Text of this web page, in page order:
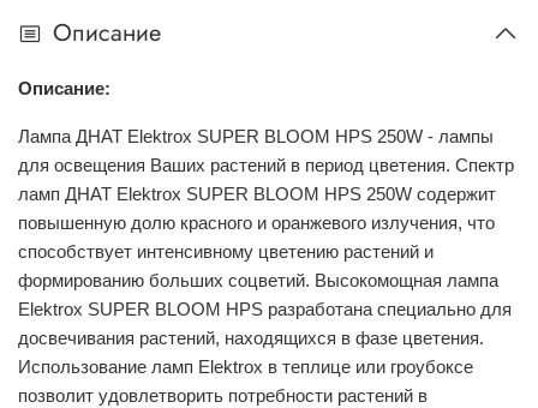
Описание
Описание:
Лампа ДНАТ Elektrox SUPER BLOOM HPS 250W - лампы
для освещения Ваших растений в период цветения. Спектр
ламп ДНАТ Elektrox SUPER BLOOM HPS 250W содержит
повышенную долю красного и оранжевого излучения, что
способствует интенсивному цветению растений и
формированию больших соцветий. Высокомощная лампа
Elektrox SUPER BLOOM HPS разработана специально для
досвечивания растений, находящихся в фазе цветения.
Использование ламп Elektrox в теплице или гроубоксе
позволит удовлетворить потребности растений в